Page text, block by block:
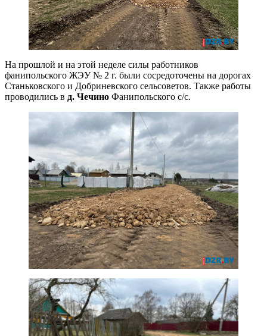
На прошлой и на этой неделе силы работников
фанипольского ЖЭУ № 2 г. были сосредоточены на дорогах
Станьковского и Добриневского сельсоветов. Также работы
проводились в д. Чечино Фанипольского с/с.